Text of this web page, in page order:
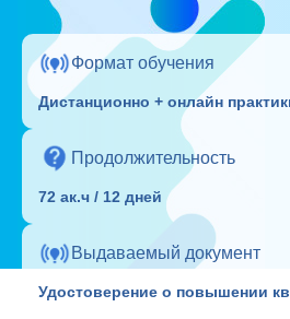
Формат обучения
Дистанционно + онлайн
Продолжительность
72 ак.ч / 12 дней
Выдаваемый документ
Удостоверение о повышении